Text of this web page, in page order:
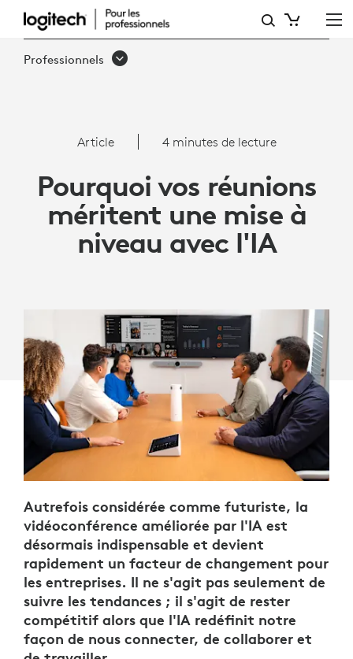
POURQUOI
VOS
VIDÉOCONFÉRENCE
COLLABORATION
Professionnels
Article 4 minutes de lecture
Pourquoi vos réunions
méritent une mise à
niveau avec l'IA
Autrefois considérée comme futuriste, la
vidéoconférence améliorée par l'IA est
désormais indispensable et devient
rapidement un facteur de changement pour
les entreprises. Il ne s'agit pas seulement de
suivre les tendances ; il s'agit de rester
compétitif alors que l'IA redéfinit notre
façon de nous connecter, de collaborer et